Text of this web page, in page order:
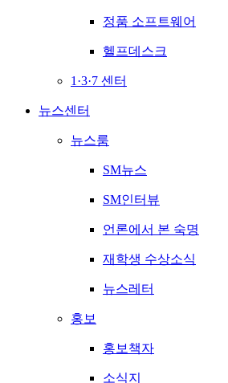
정품 소프트웨어
헬프데스크
1·3·7 센터
뉴스센터
뉴스룸
SM뉴스
SM인터뷰
언론에서 본 숙명
재학생 수상소식
뉴스레터
홍보
홍보책자
소식지